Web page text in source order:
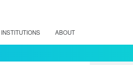
INSTITUTIONS ABOUT